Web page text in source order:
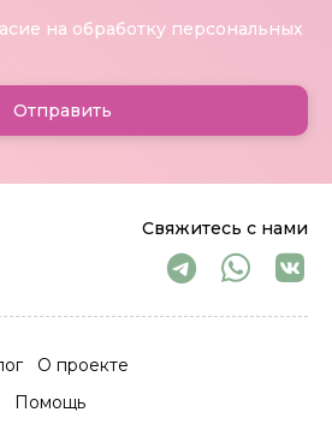
Свяжитесь с нами
О проекте
Помощь
на обработку персональных
Отправить